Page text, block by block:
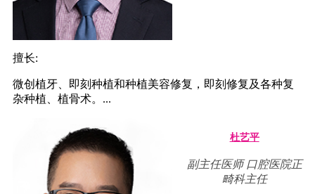
擅长:
微创植牙、即刻种植和种植美容修复，即刻修复及各种复
杂种植、植骨术。...
杜艺平
副主任医师 口腔医院正
畸科主任